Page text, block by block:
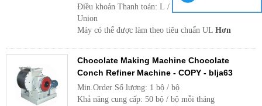
Điều khoản Thanh toán: L / C, T / T, Western
Union
Máy có thể được làm theo tiêu chuẩn UL Hơn
Chocolate Making Machine Chocolate
Conch Refiner Machine - COPY - blja63
Min.Order Số lượng: 1 bộ / bộ
Khả năng cung cấp: 50 bộ / bộ mỗi tháng